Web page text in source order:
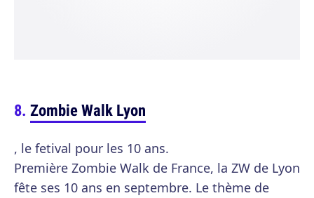
Zombie Walk Lyon
, le fetival pour les 10 ans.
Première Zombie Walk de France, la ZW de Lyon
fête ses 10 ans en septembre. Le thème de